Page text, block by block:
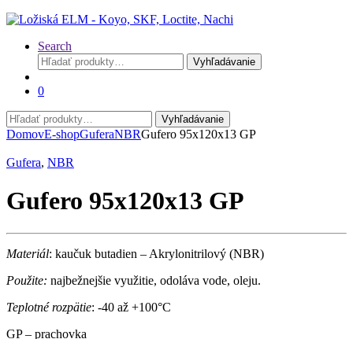
Search
Hľadať:
Vyhľadávanie
0
Hľadať:
Vyhľadávanie
DomovE-shopGuferaNBRGufero 95x120x13 GP
Gufera, NBR
Gufero 95x120x13 GP
Materiál: kaučuk butadien – Akrylonitrilový (NBR)
Použite: najbežnejšie využitie, odoláva vode, oleju.
Teplotné rozpätie: -40 až +100°C
GP – prachovka